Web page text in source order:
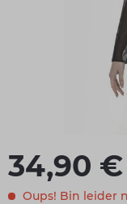
34,90 €
Oups! Bin leider